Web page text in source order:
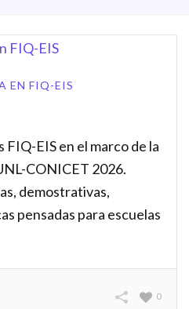
EN FIQ-EIS
EIS en el marco de la
CONICET 2026.
demostrativas,
pensadas para escuelas
0